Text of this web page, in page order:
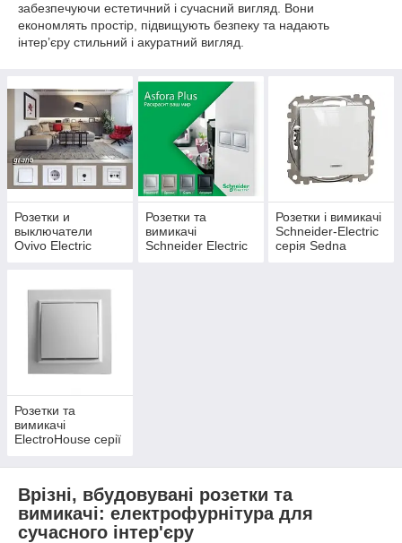
забезпечуючи естетичний і сучасний вигляд. Вони
економлять простір, підвищують безпеку та надають
інтер’єру стильний і акуратний вигляд.
Розетки и
выключатели
Ovivo Electric
врезные)
Розетки та
вимикачі
Schneider Electric
Розетки і вимикачі
Schneider-Electric
серія Sedna
Розетки та
вимикачі
ElectroHouse серії
врізні)
Врізні, вбудовувані розетки та
вимикачі: електрофурнітура для
сучасного інтер'єру